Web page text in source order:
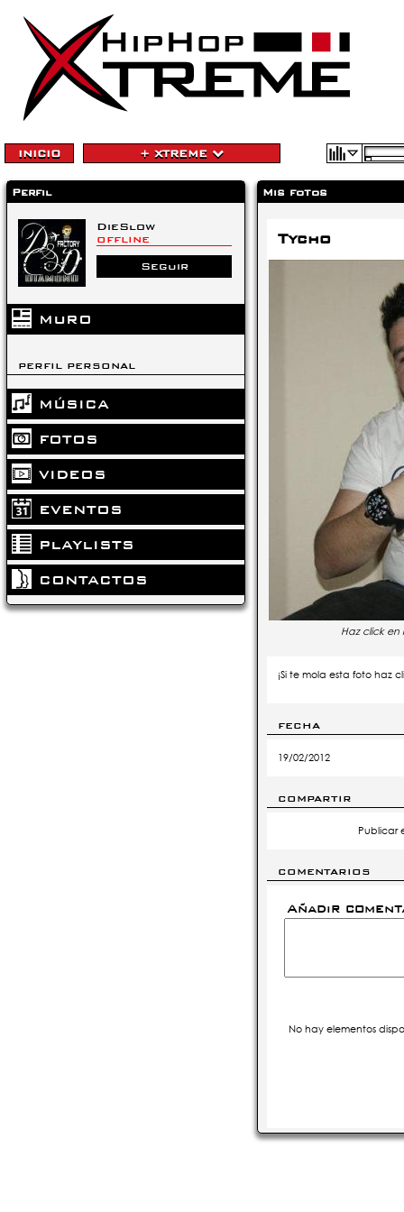
INICIO + XTREME
Perfil
DieSlow
OFFLINE
Seguir
MURO
PERFIL PERSONAL
MÚSICA
FOTOS
VIDEOS
EVENTOS
PLAYLISTS
CONTACTOS
Mis fotos
Tycho
Haz click
¡Si te mola esta foto haz
FECHA
19/02/2012
COMPARTIR
Publicar
COMENTARIOS
Añadir
No hay elementos